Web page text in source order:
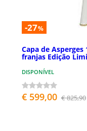
-27%
Capa de
franjas Edição
DISPONÍVEL
€ 599,00 € 825,90